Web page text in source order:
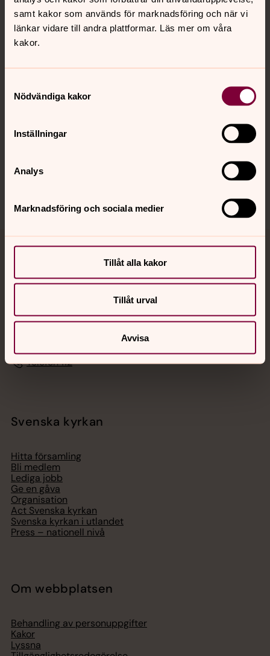
samt kakor som används för marknadsföring och när vi
länkar vidare till andra plattformar. Läs mer om våra
kakor.
Nödvändiga kakor
Inställningar
Analys
Marknadsföring och sociala medier
Tillåt alla kakor
Tillåt urval
Avvisa
Kontakt
Kalender
Jourhavande präst
Akut samtals- och krisstöd. Prata eller chatta anonymt
med en präst på kvällar och nätter.
Telefon 112
Svenska kyrkan
Hitta församling
Bli medlem
Lediga jobb
Ge en gåva
Organisation
Act Svenska kyrkan
Svenska kyrkan i utlandet
Press – nationell nivå
Om webbplatsen
Behandling av personuppgifter
Kakor
Lyssna